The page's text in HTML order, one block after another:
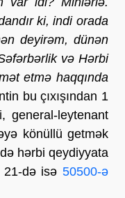
ki, indi orada
deyirəm, dünən
və Hərbi
etmə haqqında
bu çıxışından 1
general-leytenant
könüllü getmək
hərbi qeydiyyata
21-də isə 50500-ə